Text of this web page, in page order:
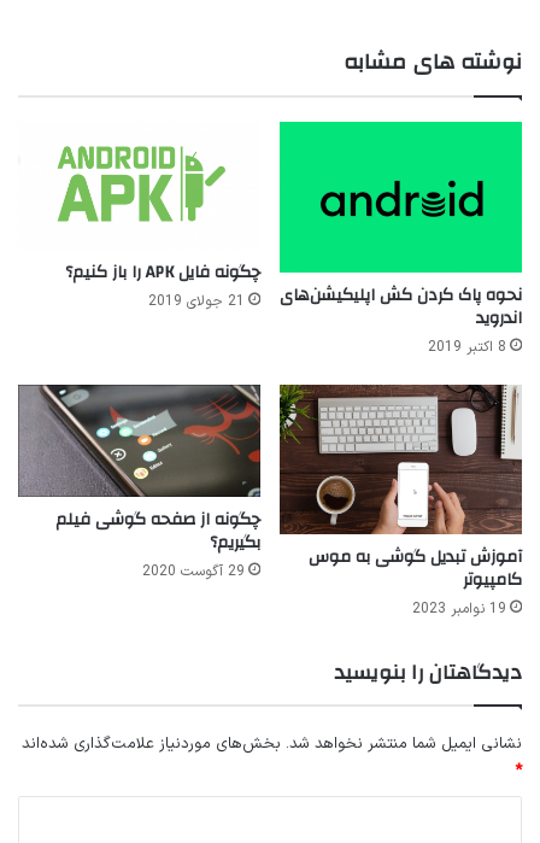
نوشته های مشابه
نحوه پاک کردن کش اپلیکیشن‌های
اندروید
8 اکتبر 2019
چگونه فایل APK را باز کنیم؟
21 جولای 2019
آموزش تبدیل گوشی به موس
کامپیوتر
19 نوامبر 2023
چگونه از صفحه گوشی فیلم
بگیریم؟
29 آگوست 2020
دیدگاهتان را بنویسید
نشانی ایمیل شما منتشر نخواهد شد. بخش‌های موردنیاز علامت‌گذاری شده‌اند
*